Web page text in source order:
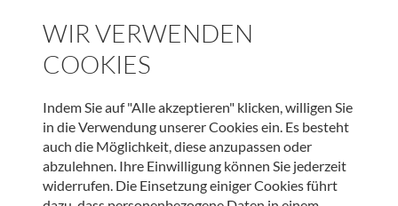
UNSER NEWSLETTER:
ANMELDEN
WIR VERWENDEN
COOKIES
Indem Sie auf "Alle akzeptieren" klicken, willigen Sie
in die Verwendung unserer Cookies ein. Es besteht
auch die Möglichkeit, diese anzupassen oder
abzulehnen. Ihre Einwilligung können Sie jederzeit
widerrufen. Die Einsetzung einiger Cookies führt